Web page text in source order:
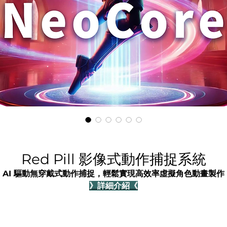
Red Pill 影像式動作捕捉系統
驅動無穿戴式動作捕捉，輕鬆實現高效率虛擬角色動畫製
》詳細介紹《